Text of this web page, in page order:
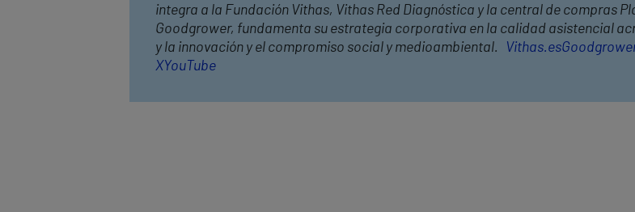
integra a la Fundación Vithas, Vithas Red Diagnóstica y la central de compras
Goodgrower, fundamenta su estrategia corporativa en la calidad asistencial
y la innovación y el compromiso social y medioambiental.
Vithas.es
XYouTube